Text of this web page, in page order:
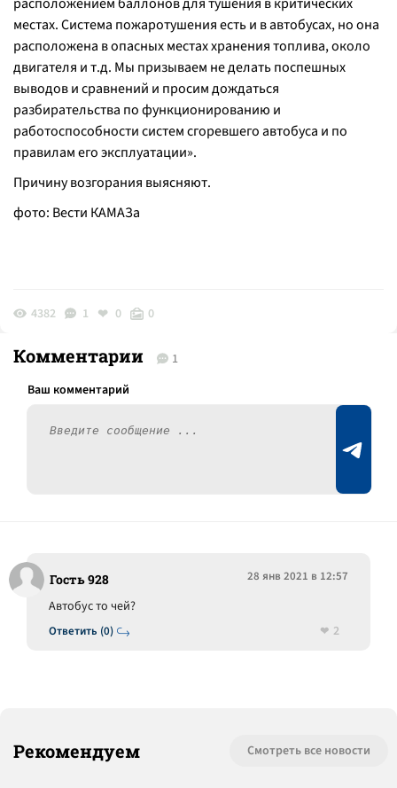
местах.Система пожаротушения есть и в автобусах, но она
расположена в опасных местах хранения топлива, около
двигателя и т.д. Мы призываем не делать поспешных
выводов и сравнений и просим дождаться
разбирательства по функционированию и
работоспособности систем сгоревшего автобуса и по
правилам его эксплуатации».
Причину возгорания выясняют.
фото: Вести КАМАЗа
4382 1 0 0
Комментарии 1
Гость 928 28 янв 2021 в 12:57
Ответить (0)
Автобус то чей?
2
Рекомендуем Смотреть все новости